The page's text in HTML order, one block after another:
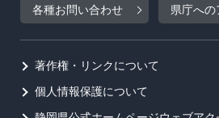
各種お問い合わせ 県庁への
著作権・リンクについて
個人情報保護について